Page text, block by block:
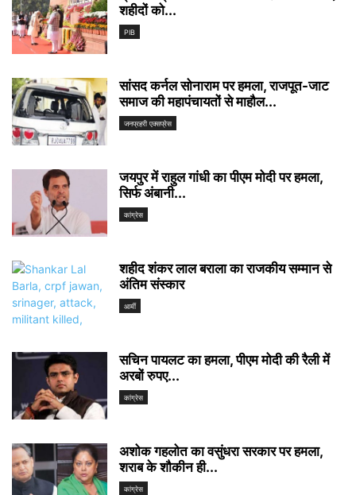
शहीदों को...
PIB
सांसद कर्नल सोनाराम पर हमला, राजपूत-जाट
समाज की महापंचायतों से माहौल...
जनप्रहरी एक्सप्रेस
जयपुर में राहुल गांधी का पीएम मोदी पर हमला,
सिर्फ अंबानी...
कांग्रेस
शहीद शंकर लाल बराला का राजकीय सम्मान से
अंतिम संस्कार
आर्मी
सचिन पायलट का हमला, पीएम मोदी की रैली में
अरबों रुपए...
कांग्रेस
अशोक गहलोत का वसुंधरा सरकार पर हमला,
शराब के शौकीन ही...
कांग्रेस